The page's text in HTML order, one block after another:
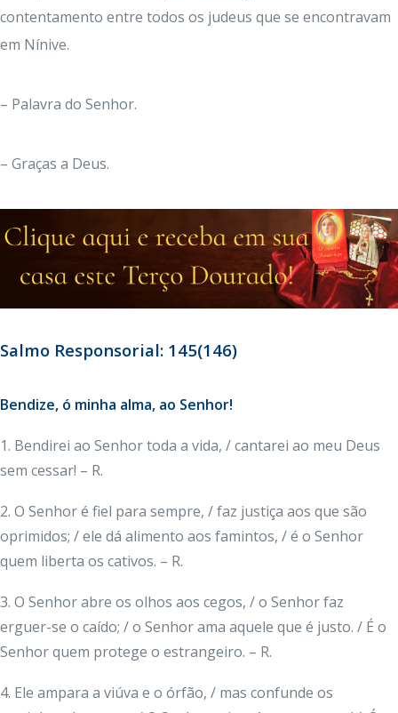
contentamento entre todos os judeus que se encontravam
em Nínive.
– Palavra do Senhor.
– Graças a Deus.
Salmo Responsorial: 145(146)
Bendize, ó minha alma, ao Senhor!
1. Bendirei ao Senhor toda a vida, / cantarei ao meu Deus
sem cessar! – R.
2. O Senhor é fiel para sempre, / faz justiça aos que são
oprimidos; / ele dá alimento aos famintos, / é o Senhor
quem liberta os cativos. – R.
3. O Senhor abre os olhos aos cegos, / o Senhor faz
erguer-se o caído; / o Senhor ama aquele que é justo. / É o
Senhor quem protege o estrangeiro. – R.
4. Ele ampara a viúva e o órfão, / mas confunde os